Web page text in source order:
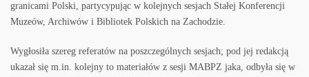
granicami Polski, partycypując w kolejnych sesjach Stałej Konferencji
Muzeów, Archiwów i Bibliotek Polskich na Zachodzie.
Wygłosiła szereg referatów na poszczególnych sesjach; pod jej redakcją
ukazał się m.in. kolejny to materiałów z sesji MABPZ jaka, odbyła się w